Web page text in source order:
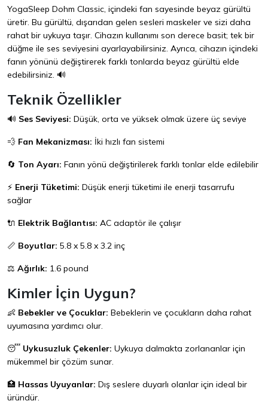
YogaSleep Dohm Classic, içindeki fan sayesinde beyaz gürültü
üretir. Bu gürültü, dışarıdan gelen sesleri maskeler ve sizi daha
rahat bir uykuya taşır. Cihazın kullanımı son derece basit; tek bir
düğme ile ses seviyesini ayarlayabilirsiniz. Ayrıca, cihazın içindeki
fanın yönünü değiştirerek farklı tonlarda beyaz gürültü elde
edebilirsiniz. 🔊
Teknik Özellikler
🔊 Ses Seviyesi: Düşük, orta ve yüksek olmak üzere üç seviye
💨 Fan Mekanizması: İki hızlı fan sistemi
🔄 Ton Ayarı: Fanın yönü değiştirilerek farklı tonlar elde edilebilir
⚡ Enerji Tüketimi: Düşük enerji tüketimi ile enerji tasarrufu
sağlar
🔌 Elektrik Bağlantısı: AC adaptör ile çalışır
📏 Boyutlar: 5.8 x 5.8 x 3.2 inç
⚖️ Ağırlık: 1.6 pound
Kimler İçin Uygun?
👶 Bebekler ve Çocuklar: Bebeklerin ve çocukların daha rahat
uyumasına yardımcı olur.
😴 Uykusuzluk Çekenler: Uykuya dalmakta zorlananlar için
mükemmel bir çözüm sunar.
🏥 Hassas Uyuyanlar: Dış seslere duyarlı olanlar için ideal bir
üründür.